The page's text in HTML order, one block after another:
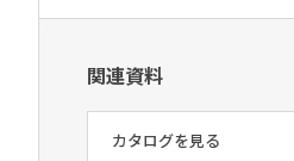
関連資料
カタログを見る